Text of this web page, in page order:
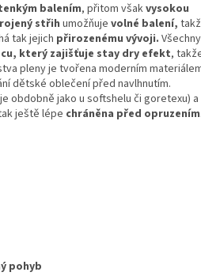
balením, přitom všakvysokou
střih umožňuje volné balení,
tak jejich přirozenému vývoji. Všechny
který zajišťuje stay dry efekt,
pleny je tvořena moderním
dětské oblečení před navlhnutím.
obdobně jako u softshelu či goretexu)
ještě lépe chráněna před opruzením
pohyb